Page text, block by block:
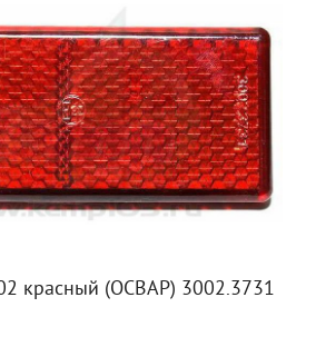
красный (ОСВАР) 3002.3731